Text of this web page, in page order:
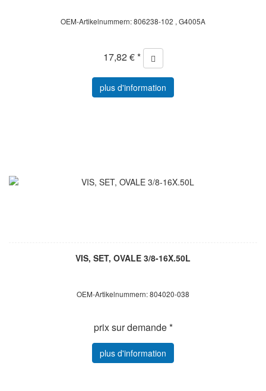
OEM-Artikelnummern: 806238-102 , G4005A
17,82 € *
plus d'information
VIS, SET, OVALE 3/8-16X.50L
OEM-Artikelnummern: 804020-038
prix sur demande *
plus d'information